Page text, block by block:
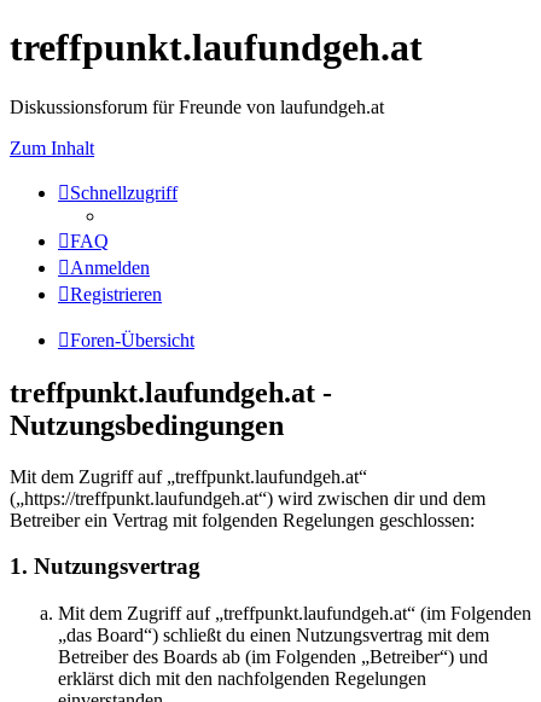
treffpunkt.laufundgeh.at
Diskussionsforum für Freunde von laufundgeh.at
Zum Inhalt
Schnellzugriff
FAQ
Anmelden
Registrieren
Foren-Übersicht
treffpunkt.laufundgeh.at -
Nutzungsbedingungen
Mit dem Zugriff auf „treffpunkt.laufundgeh.at“
(„https://treffpunkt.laufundgeh.at“) wird zwischen dir und dem
Betreiber ein Vertrag mit folgenden Regelungen geschlossen:
1. Nutzungsvertrag
Mit dem Zugriff auf „treffpunkt.laufundgeh.at“ (im Folgenden
„das Board“) schließt du einen Nutzungsvertrag mit dem
Betreiber des Boards ab (im Folgenden „Betreiber“) und
erklärst dich mit den nachfolgenden Regelungen